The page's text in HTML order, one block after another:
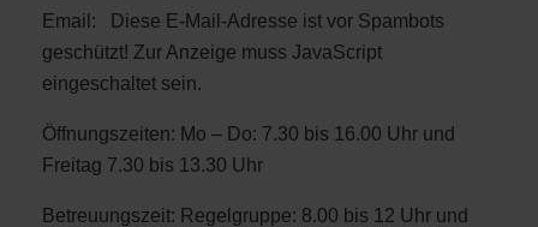
Email:
Diese E-Mail-Adresse ist vor Spambots
geschützt! Zur Anzeige muss JavaScript
eingeschaltet sein.
Öffnungszeiten: Mo – Do: 7.30 bis 16.00 Uhr und
Freitag 7.30 bis 13.30 Uhr
Betreuungszeit: Regelgruppe: 8.00 bis 12 Uhr und